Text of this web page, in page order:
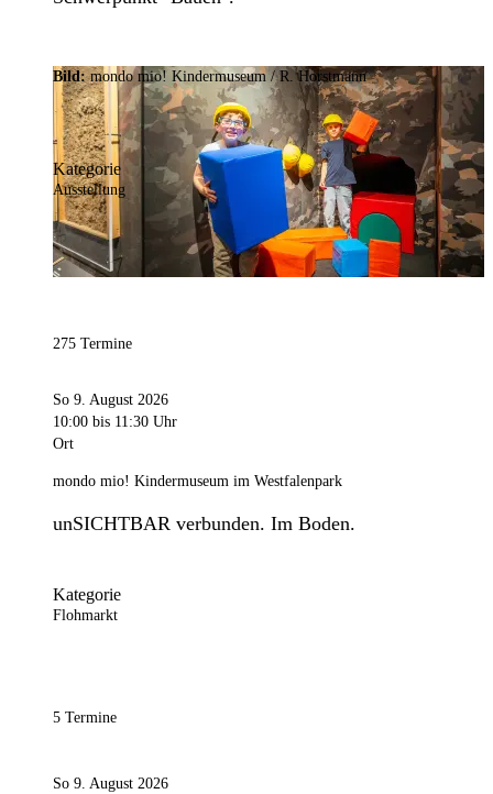
Bild:mondo mio! Kindermuseum / R. Horstmann
Kategorie
Ausstellung
275 Termine
So 9. August 2026
10:00 bis 11:30 Uhr
Ort
mondo mio! Kindermuseum im Westfalenpark
unSICHTBAR verbunden. Im Boden.
Kategorie
Flohmarkt
5 Termine
So 9. August 2026